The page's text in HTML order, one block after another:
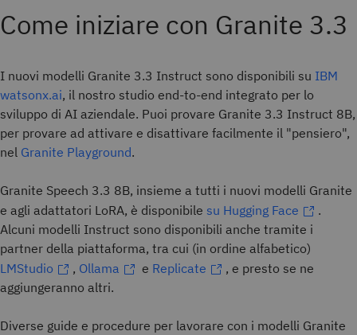
Come iniziare con Granite 3.3
I nuovi modelli Granite 3.3 Instruct sono disponibili su IBM
watsonx.ai, il nostro studio end-to-end integrato per lo
sviluppo di AI aziendale. Puoi provare Granite 3.3 Instruct 8B,
per provare ad attivare e disattivare facilmente il "pensiero",
nel Granite Playground.
Granite Speech 3.3 8B, insieme a tutti i nuovi modelli Granite
e agli adattatori LoRA, è disponibile su Hugging Face
.
Alcuni modelli Instruct sono disponibili anche tramite i
partner della piattaforma, tra cui (in ordine alfabetico)
LMStudio
, Ollama e Replicate
, e presto se ne
aggiungeranno altri.
Diverse guide e procedure per lavorare con i modelli Granite